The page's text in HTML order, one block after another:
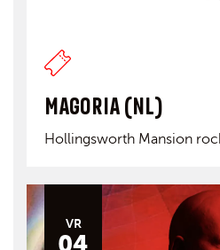
MAGORIA (NL)
Hollingsworth Mansion
VR
04